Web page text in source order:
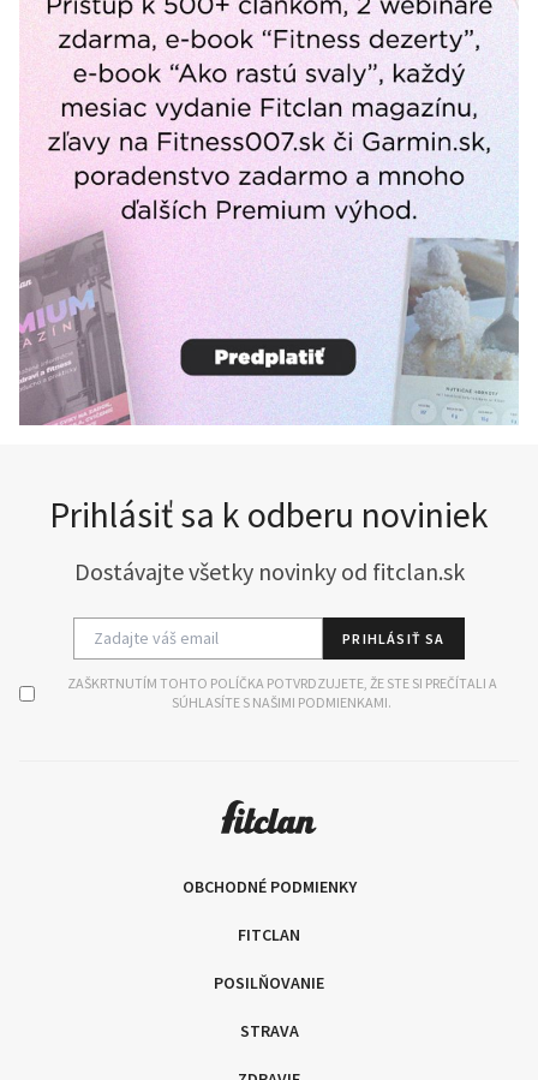
Prihlásiť sa k odberu noviniek
Dostávajte všetky novinky od fitclan.sk
PRIHLÁSIŤ SA
ZAŠKRTNUTÍM TOHTO POLÍČKA POTVRDZUJETE, ŽE STE SI PREČÍTALI A
SÚHLASÍTE S NAŠIMI PODMIENKAMI.
OBCHODNÉ PODMIENKY
FITCLAN
POSILŇOVANIE
STRAVA